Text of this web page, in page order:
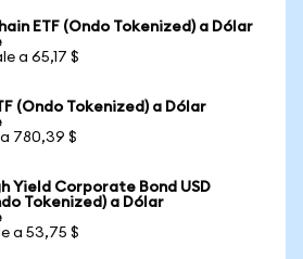
ETF (Ondo Tokenized) a Dólar
a 65,17 $
(Ondo Tokenized) a Dólar
a 780,39 $
Yield Corporate Bond USD
Tokenized) a Dólar
a 53,75 $